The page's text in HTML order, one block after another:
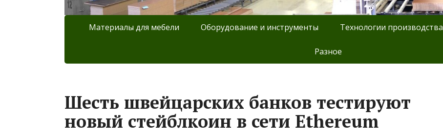
Материалы для мебели Оборудование и инструменты Технологии производства
Разное
Шесть швейцарских банков тестируют
новый стейблкоин в сети Ethereum